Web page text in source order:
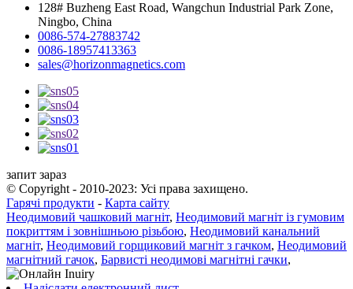
128# Buzheng East Road, Wangchun Industrial Park Zone,
Ningbo, China
0086-574-27883742
0086-18957413363
sales@horizonmagnetics.com
запит зараз
© Copyright - 2010-2023: Усі права захищено.
Гарячі продукти - Карта сайту
Неодимовий чашковий магніт, Неодимовий магніт із гумовим
покриттям і зовнішньою різьбою, Неодимовий канальний
магніт, Неодимовий горщиковий магніт з гачком, Неодимовий
магнітний гачок, Барвисті неодимові магнітні гачки,